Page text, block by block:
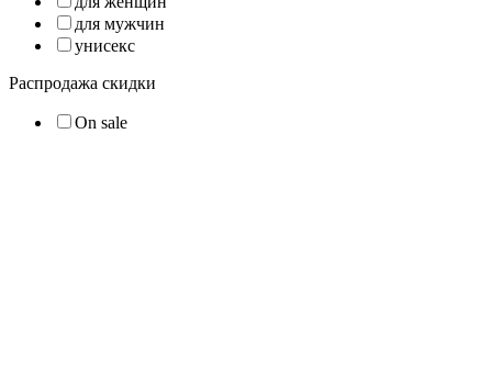
для мужчин
унисекс
Распродажа скидки
On sale